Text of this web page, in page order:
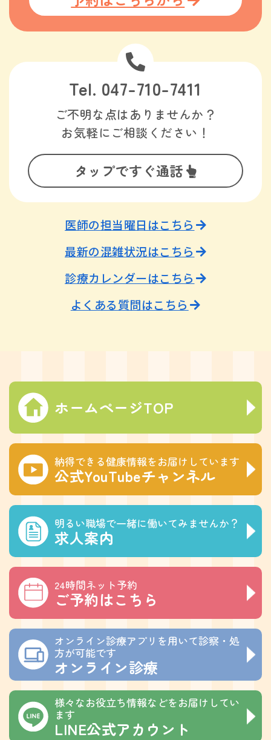
Tel. 047-710-7411
ご不明な点はありませんか？
お気軽にご相談ください！
タップですぐ通話
医師の担当曜日はこちら
最新の混雑状況はこちら
診療カレンダーはこちら
よくある質問はこちら
ホームページTOP
納得できる健康情報をお届けしています
公式YouTubeチャンネル
明るい職場で一緒に働いてみませんか？
求人案内
24時間ネット予約
ご予約はこちら
オンライン診療アプリを用いて診察・処
方が可能です
オンライン診療
様々なお役立ち情報などをお届けしてい
ます
LINE公式アカウント